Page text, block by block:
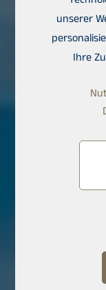
unserer
Ihre